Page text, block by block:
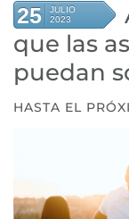
25
JULIO
2023
que las
puedan
HASTA EL